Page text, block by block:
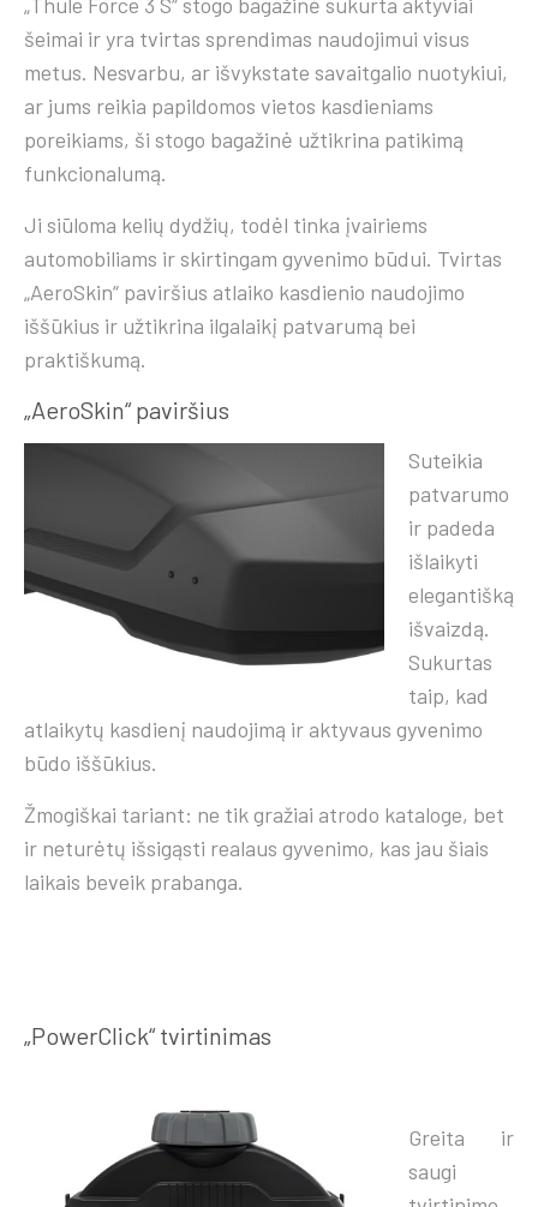
šeimai ir yra tvirtas sprendimas naudojimui visus
metus. Nesvarbu, ar išvykstate savaitgalio nuotykiui,
ar jums reikia papildomos vietos kasdieniams
poreikiams, ši stogo bagažinė užtikrina patikimą
funkcionalumą.
Ji siūloma kelių dydžių, todėl tinka įvairiems
automobiliams ir skirtingam gyvenimo būdui. Tvirtas
„AeroSkin“ paviršius atlaiko kasdienio naudojimo
iššūkius ir užtikrina ilgalaikį patvarumą bei
praktiškumą.
„AeroSkin“ paviršius
Suteikia
patvarumo
ir padeda
išlaikyti
elegantišką
išvaizdą.
Sukurtas
taip, kad
atlaikytų kasdienį naudojimą ir aktyvaus gyvenimo
būdo iššūkius.
Žmogiškai tariant: ne tik gražiai atrodo kataloge, bet
ir neturėtų išsigąsti realaus gyvenimo, kas jau šiais
laikais beveik prabanga.
„PowerClick“ tvirtinimas
Greita ir
saugi